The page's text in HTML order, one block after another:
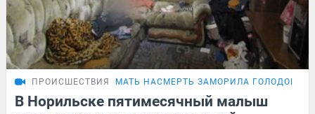
ПРОИСШЕСТВИЯ МАТЬ НАСМЕРТЬ ЗАМОРИЛА ГОЛОДОМ
В Норильске пятимесячный малыш